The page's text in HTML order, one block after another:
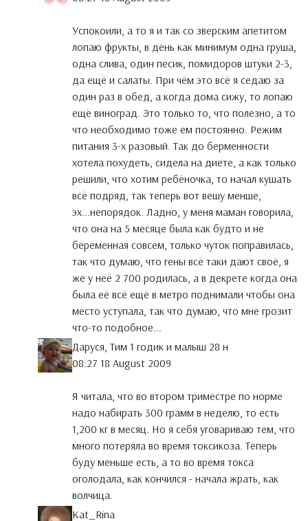
Успокоили, а то я и так со зверским апетитом
лопаю фрукты, в день как минимум одна груша,
одна слива, один песик, помидоров штуки 2-3,
да ещё и салаты. При чём это всё я седаю за
один раз в обед, а когда дома сижу, то лопаю
ещё виноград. Это только то, что полезно, а то
что необходимо тоже ем постоянно. Режим
питания 3-х разовый. Так до берменности
хотела похудеть, сидела на диете, а как только
решили, что хотим ребёночка, то начал кушать
всё подряд, так теперь вот вешу менше,
эх...непорядок. Ладно, у меня маман говорила,
что она на 5 месяце была как будто и не
беременная совсем, только чуток поправилась,
так что думаю, что гены всё таки дают своё, я
же у неё 2 700 родилась, а в декрете когда она
была её всё ещё в метро поднимали чтобы она
место уступала, так что думаю, что мне грозит
что-то подобное...
Даруся, Тим 1 годик и малыш 28 н
08:27 18 August 2009
Я читала, что во втором триместре по норме
надо набирать 300 грамм в неделю, то есть
1,200 кг в месяц. Но я себя уговариваю тем, что
много потеряла во время токсикоза. Теперь
буду меньше есть, а то во время токса
оголодала, как кончился - начала жрать, как
волчица.
Kat_Rina